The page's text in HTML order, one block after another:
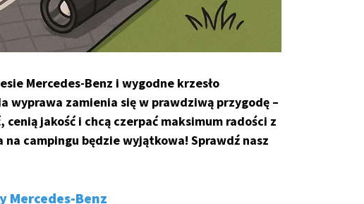
Mercedes-Benz i wygodne krzesło
wyprawa zamienia się w prawdziwą przygodę –
jakość i chcą czerpać maksimum radości z
campingu będzie wyjątkowa! Sprawdź nasz
Mercedes-Benz